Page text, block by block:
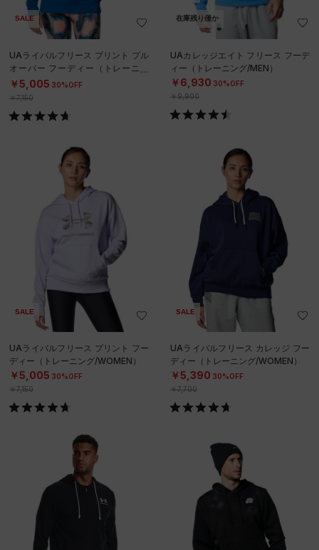
SALE
UAライバルフリース プリント プル
オーバー フーディー（トレーニン
グ/WOMEN）
￥5,005 30%OFF
￥7,150
在庫残り僅か
UAカレッジエイト フリース フーデ
ィー（トレーニング/MEN）
￥6,930 30%OFF
￥9,900
SALE
UAライバルフリース プリント フー
ディー（トレーニング/WOMEN）
￥5,005 30%OFF
￥7,150
SALE
UAライバルフリース カレッジ フー
ディー（トレーニング/WOMEN）
￥5,390 30%OFF
￥7,700